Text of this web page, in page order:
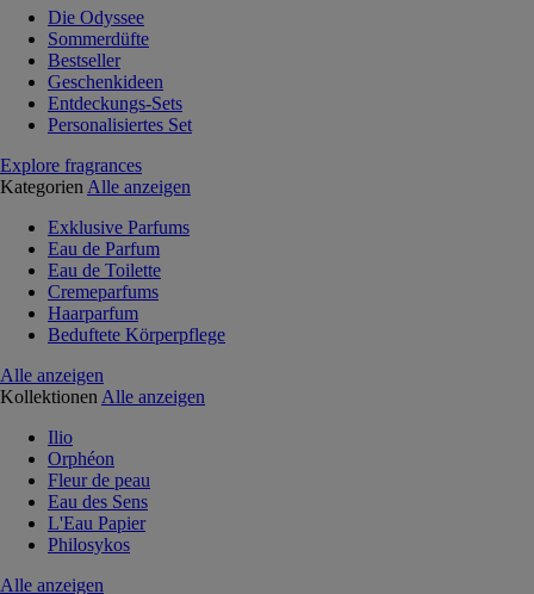
Die Odyssee
Sommerdüfte
Bestseller
Geschenkideen
Entdeckungs-Sets
Personalisiertes Set
Explore fragrances
Kategorien Alle anzeigen
Exklusive Parfums
Eau de Parfum
Eau de Toilette
Cremeparfums
Haarparfum
Beduftete Körperpflege
Alle anzeigen
Kollektionen Alle anzeigen
Ilio
Orphéon
Fleur de peau
Eau des Sens
L'Eau Papier
Philosykos
Alle anzeigen